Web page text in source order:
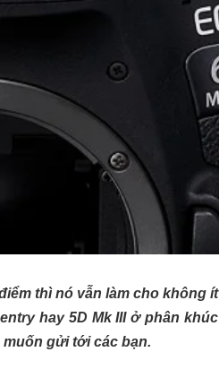
thì nó vẫn làm cho không ít
hay 5D Mk III ở phân khúc
gửi tới các bạn.